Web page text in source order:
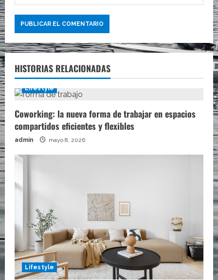
HISTORIAS RELACIONADAS
Lifestyle
Coworking: la nueva forma de trabajar en espacios
compartidos eficientes y flexibles
admin mayo 8, 2026
Lifestyle